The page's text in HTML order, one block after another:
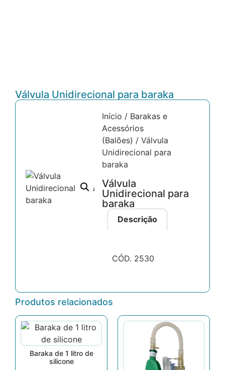
Válvula Unidirecional para baraka
Início / Barakas e
Acessórios
(Balões) / Válvula
Unidirecional para
baraka
Válvula
Unidirecional para
baraka
Descrição
CÓD. 2530
Produtos relacionados
Baraka de 1 litro de
silicone